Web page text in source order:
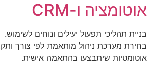
אוטומציה ו-CRM
בניית תהליכי תפעול יעילים ונוחים לשימוש.
בחירת מערכת ניהול מותאמת לפי צורך
אוטומטיות שיתבצעו בהתאמה אישית.